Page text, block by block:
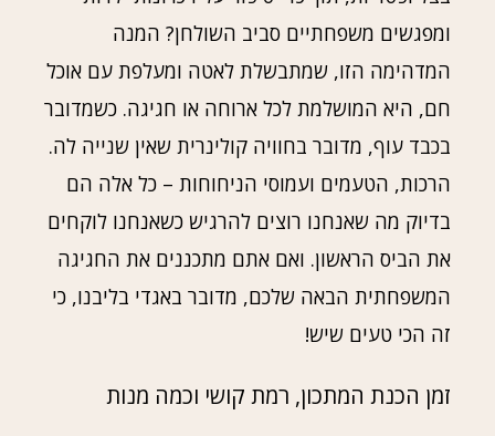
ומפגשים משפחתיים סביב השולחן? המנה
המדהימה הזו, שמתבשלת לאטה ומעלפת עם אוכל
חם, היא המושלמת לכל ארוחה או חגיגה. כשמדובר
בכבד עוף, מדובר בחוויה קולינרית שאין שנייה לה.
הרכות, הטעמים ועמוסי הניחוחות – כל אלה הם
בדיוק מה שאנחנו רוצים להרגיש כשאנחנו לוקחים
את הביס הראשון. ואם אתם מתכננים את החגיגה
המשפחתית הבאה שלכם, מדובר באגדי בליבנו, כי
זה הכי טעים שיש!
זמן הכנת המתכון, רמת קושי וכמה מנות